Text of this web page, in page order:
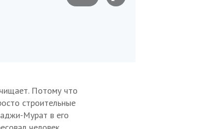
Потому что
строительные
Мурат в его